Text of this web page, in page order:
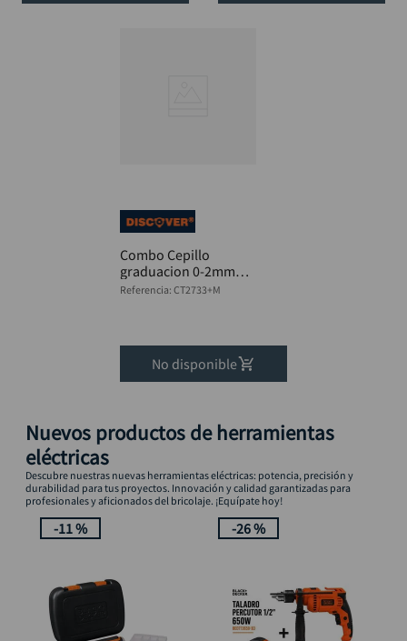
Combo Cepillo
graduacion 0-2mm
DIS+M3700B
Referencia: CT2733+M
No disponible
Nuevos productos de herramientas
eléctricas
Descubre nuestras nuevas herramientas eléctricas: potencia, precisión y
durabilidad para tus proyectos. Innovación y calidad garantizadas para
profesionales y aficionados del bricolaje. ¡Equípate hoy!
-11 % -26 %